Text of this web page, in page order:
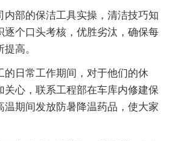
部的保洁工具实操，清洁技巧知
逐个口头考核，优胜劣汰，确保每
高。
日常工作期间，对于他们的休
关心，联系工程部在车库内修建保
温期间发放防暑降温药品，使大家